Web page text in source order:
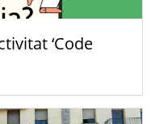
‘Code